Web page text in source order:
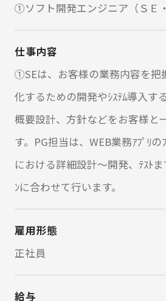
①ソフト開発エンジニア（ＳＥ・
仕事内容
①SEは、お客様の業務内容を把
化するための開発やｼｽﾃﾑ導入す
概要設計、方針などをお客様と
す。PG担当は、WEB業務ｱﾌﾟﾘの
における詳細設計〜開発、ﾃｽﾄま
ﾝに合わせて行います。
雇用形態
正社員
給与